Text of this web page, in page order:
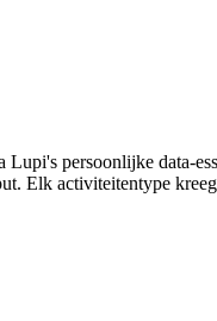
persoonlijke data-
Elk activiteitentype